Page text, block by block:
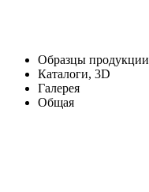
Образцы продукции
Каталоги, 3D
Галерея
Общая